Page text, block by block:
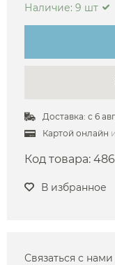
Наличие: 9 шт
Доставка: с 6
Картой онлайн
Код товара:
В избранное
Связаться с нами